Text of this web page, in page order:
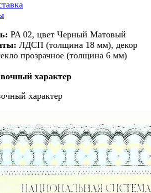
PA 02, цвет Черный Матовый
ЛДСП (толщина 18 мм), декор
прозрачное (толщина 6 мм)
характер
характер